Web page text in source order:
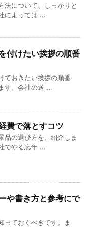
法について、しっかりと
によっては ...
付けたい挨拶の順番
ておきたい挨拶の順番
す。会社の送 ...
費で落とすコツ
品の選び方を、紹介しま
でやる忘年 ...
や書き方と参考にで
っておくべきです。ま